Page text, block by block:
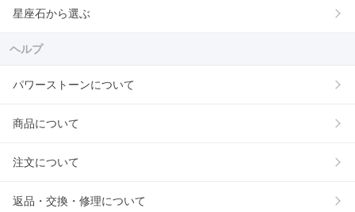
星座石から選ぶ
ヘルプ
パワーストーンについて
商品について
注文について
返品・交換・修理について